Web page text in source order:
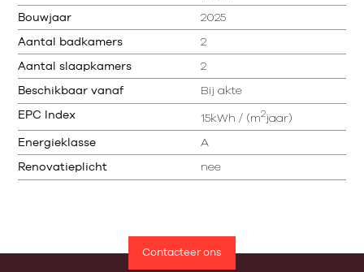
Bouwjaar 2025
Aantal badkamers 2
Aantal slaapkamers 2
Beschikbaar vanaf Bij akte
EPC Index 15kWh / (m2jaar)
Energieklasse A
Renovatieplicht nee
Contacteer ons